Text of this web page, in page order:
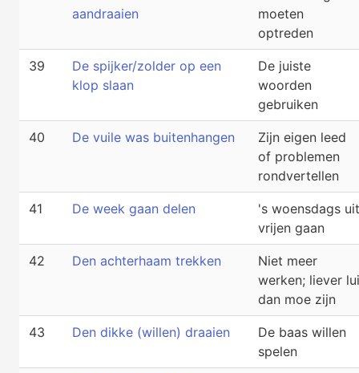
aandraaien
moeten
optreden
39
De spijker/zolder op een
klop slaan
De juiste
woorden
gebruiken
40 De vuile was buitenhangen
Zijn eigen leed
of problemen
rondvertellen
41 De week gaan delen
's woensdags uit
vrijen gaan
42 Den achterhaam trekken
Niet meer
werken; liever lui
dan moe zijn
43 Den dikke (willen) draaien
De baas willen
spelen